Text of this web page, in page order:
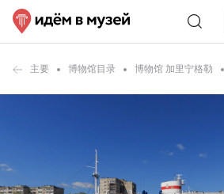
主要 博物馆目录 博物馆 加里宁格勒